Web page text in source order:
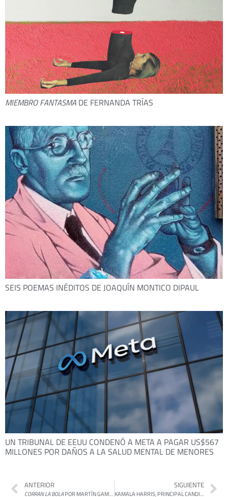
MIEMBRO FANTASMA DE FERNANDA TRÍAS
SEIS POEMAS INÉDITOS DE JOAQUÍN MONTICO DIPAUL
UN TRIBUNAL DE EEUU CONDENÓ A META A PAGAR US$567
MILLONES POR DAÑOS A LA SALUD MENTAL DE MENORES
ANTERIOR
CORRAN LA BOLAPOR MARTÍN GAMBAROTTA
SIGUIENTE
KAMALA HARRIS, PRINCIPAL CANDIDATA DEMÓCRATA PARA ENFRENTAR A TRUMP